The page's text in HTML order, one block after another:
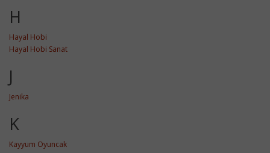
H
Hayal Hobi
Hayal Hobi Sanat
J
Jenika
K
Kayyum Oyuncak